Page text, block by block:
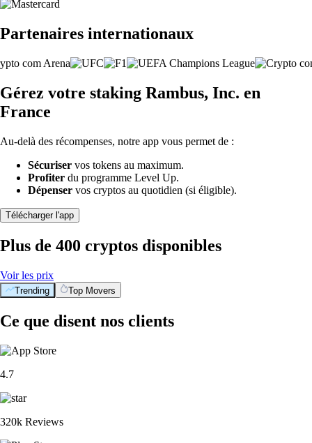
Partenaires internationaux
Gérez votre staking Rambus, Inc. en
France
Au-delà des récompenses, notre app vous permet de :
Sécuriser vos tokens au maximum.
Profiter du programme Level Up.
Dépenser vos cryptos au quotidien (si éligible).
Télécharger l'app
Plus de 400 cryptos disponibles
Voir les prix
Trending Top Movers
Ce que disent nos clients
4.7
320k Reviews